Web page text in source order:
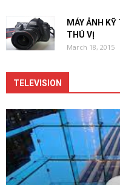
MÁY ẢNH
THÚ VỊ
March 18, 2015
TELEVISION